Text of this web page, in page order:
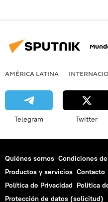
AMÉRICA LATINA
Telegram Twitter
Quiénes somos Condiciones
Productos y servicios Contacto
Política de Privacidad Politica
Protección de datos (solicitud)